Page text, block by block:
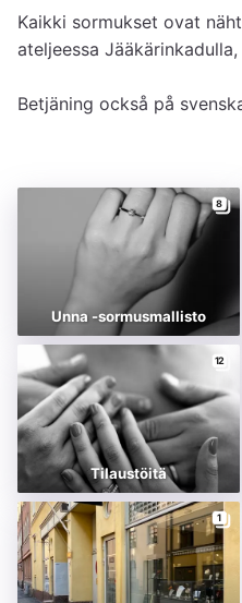
Kaikki sormukset ovat
ateljeessa
Betjäning också på
8
Unna -sormusmallisto
12
Tilaustöitä
1